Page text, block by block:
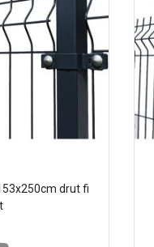
drut fi